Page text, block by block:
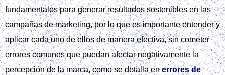
fundamentales para generar resultados sostenibles en las
campañas de marketing, por lo que es importante entender y
aplicar cada uno de ellos de manera efectiva, sin cometer
errores comunes que puedan afectar negativamente la
percepción de la marca, como se detalla enerrores de